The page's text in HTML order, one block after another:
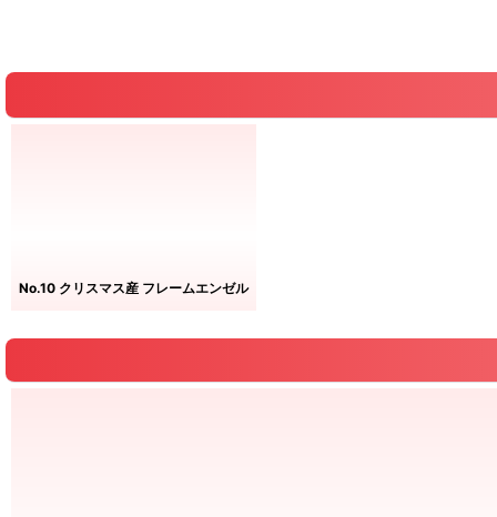
No.10 クリスマス産 フレームエンゼル